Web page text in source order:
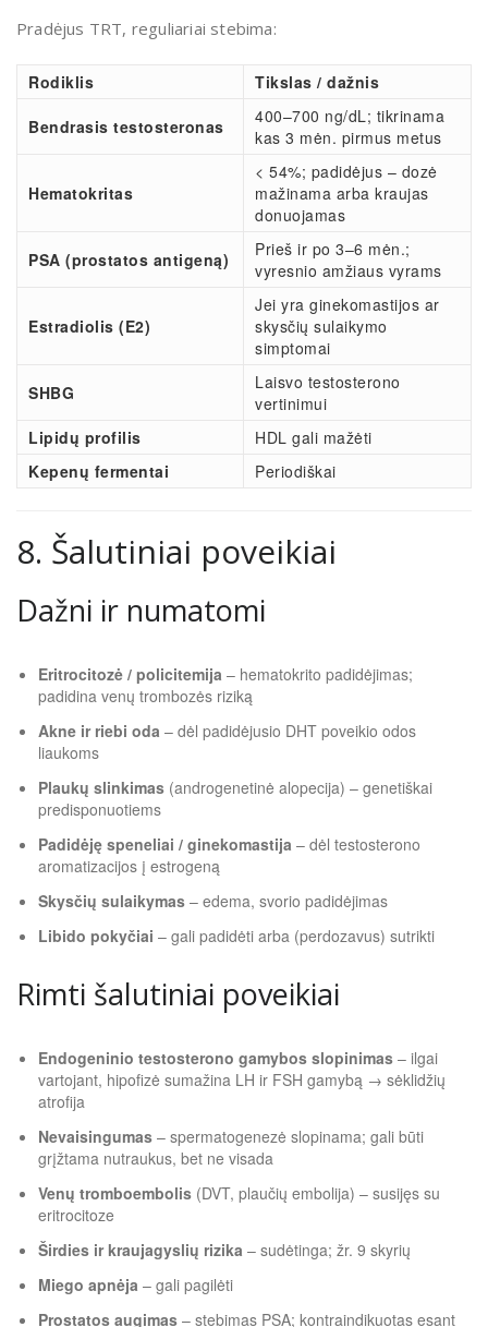
Pradėjus TRT, reguliariai stebima:
Rodiklis Tikslas / dažnis
Bendrasis testosteronas
400–700 ng/dL; tikrinama
kas 3 mėn. pirmus metus
Hematokritas
< 54%; padidėjus – dozė
mažinama arba kraujas
donuojamas
PSA (prostatos antigeną)
Prieš ir po 3–6 mėn.;
vyresnio amžiaus vyrams
Estradiolis (E2)
Jei yra ginekomastijos ar
skysčių sulaikymo
simptomai
SHBG
Laisvo testosterono
vertinimui
Lipidų profilis
HDL gali mažėti
Kepenų fermentai
Periodiškai
8. Šalutiniai poveikiai
Dažni ir numatomi
Eritrocitozė / policitemija – hematokrito padidėjimas;
padidina venų trombozės riziką
Akne ir riebi oda – dėl padidėjusio DHT poveikio odos
liaukoms
Plaukų slinkimas (androgenetinė alopecija) – genetiškai
predisponuotiems
Padidėję speneliai / ginekomastija – dėl testosterono
aromatizacijos į estrogeną
Skysčių sulaikymas – edema, svorio padidėjimas
Libido pokyčiai – gali padidėti arba (perdozavus) sutrikti
Rimti šalutiniai poveikiai
Endogeninio testosterono gamybos slopinimas – ilgai
vartojant, hipofizė sumažina LH ir FSH gamybą → sėklidžių
atrofija
Nevaisingumas – spermatogenezė slopinama; gali būti
grįžtama nutraukus, bet ne visada
Venų tromboembolis (DVT, plaučių embolija) – susijęs su
eritrocitoze
Širdies ir kraujagyslių rizika – sudėtinga; žr. 9 skyrių
Miego apnėja – gali pagilėti
Prostatos augimas – stebimas PSA; kontraindikuotas esant